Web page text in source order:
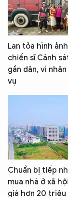
Lan tỏa hình
chiến sĩ Cảnh
gần dân, vì
vụ
Chuẩn bị tiếp
mua nhà ở xã
giá hơn 20 triệu